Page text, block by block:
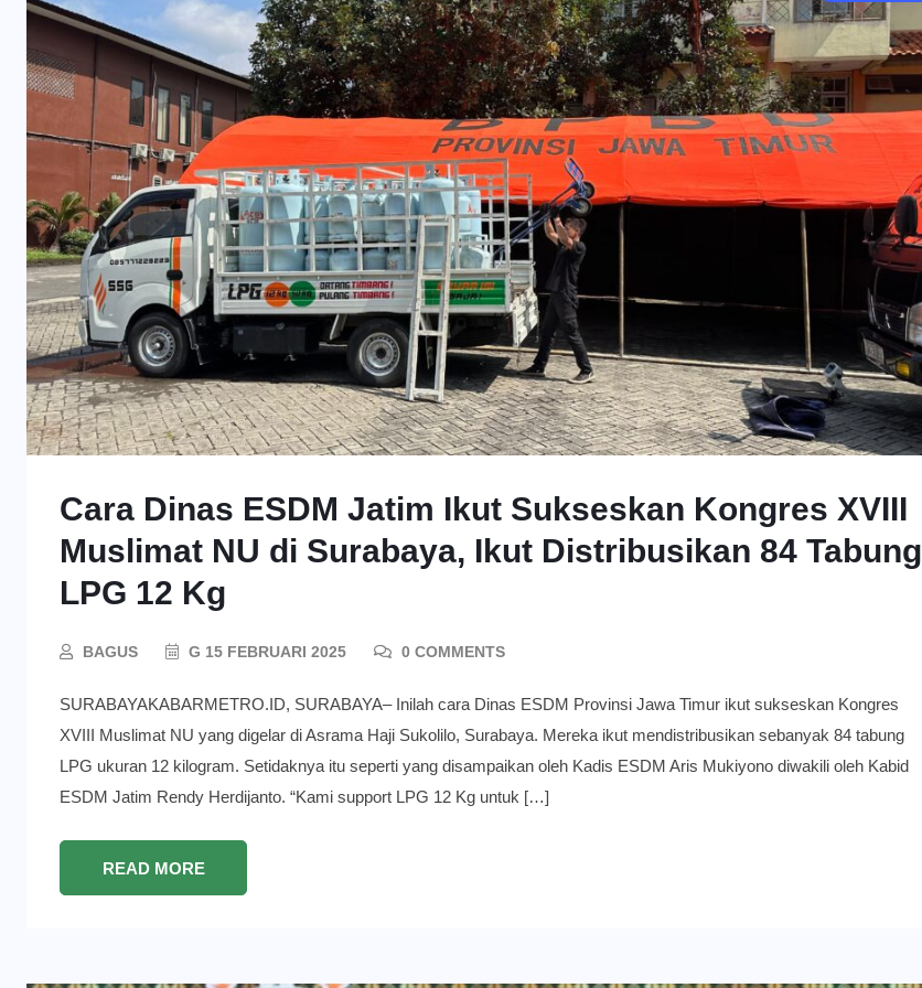
Cara Dinas ESDM Jatim Ikut Sukseskan Kongres XVIII
Muslimat NU di Surabaya, Ikut Distribusikan 84 Tabung
LPG 12 Kg
BAGUS G 15 FEBRUARI 2025 0 COMMENTS
SURABAYAKABARMETRO.ID, SURABAYA– Inilah cara Dinas ESDM Provinsi Jawa Timur ikut sukseskan Kongres
XVIII Muslimat NU yang digelar di Asrama Haji Sukolilo, Surabaya. Mereka ikut mendistribusikan sebanyak 84 tabung
LPG ukuran 12 kilogram. Setidaknya itu seperti yang disampaikan oleh Kadis ESDM Aris Mukiyono diwakili oleh Kabid
ESDM Jatim Rendy Herdijanto. “Kami support LPG 12 Kg untuk […]
READ MORE